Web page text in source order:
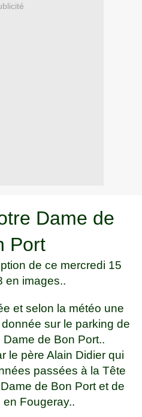
Dame de
Port
de ce mercredi 15
en images..
et selon la météo une
sur le parking de
Dame de Bon Port..
le père Alain Didier qui
passées à la Tête
de Bon Port et de
en Fougeray..